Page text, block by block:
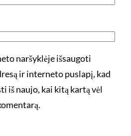
naršyklėje išsaugoti
ir interneto puslapį, kad
iš naujo, kai kitą kartą vėl